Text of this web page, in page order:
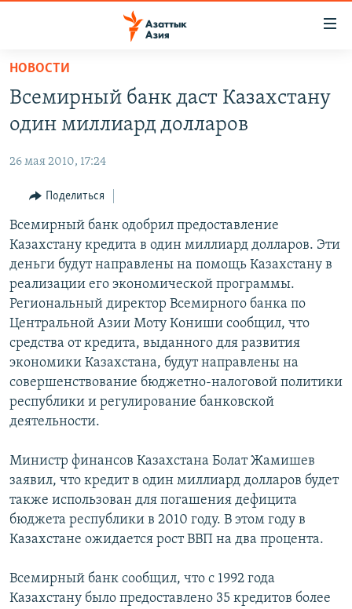
Вернуться
основному
содержанию
навигации
Вернутся
поиску
ЦЕНТРАЛЬНАЯ АЗИЯ
КАЗАХСТАН
УЗБЕКИСТАН
ТАДЖИКИСТАН
НОВОСТИ
НА ДРУГИХ ЯЗЫКАХ
ҚАЗАҚША
КЫРГЫЗЧА
ТОҶИКӢ
TÜRKMENÇE
Все сайты РСЕ/РС
НОВОСТИ
Всемирный банк даст Казахстану
один миллиард долларов
26 мая 2010, 17:24
Поделиться
Всемирный банк одобрил предоставление
Казахстану кредита в один миллиард долларов. Эти
деньги будут направлены на помощь Казахстану в
реализации его экономической программы.
Региональный директор Всемирного банка по
Центральной Азии Моту Кониши сообщил, что
средства от кредита, выданного для развития
экономики Казахстана, будут направлены на
совершенствование бюджетно-налоговой политики
республики и регулирование банковской
деятельности.
Министр финансов Казахстана Болат Жамишев
заявил, что кредит в один миллиард долларов будет
также использован для погашения дефицита
бюджета республики в 2010 году. В этом году в
Казахстане ожидается рост ВВП на два процента.
Всемирный банк сообщил, что с 1992 года
Казахстану было предоставлено 35 кредитов более